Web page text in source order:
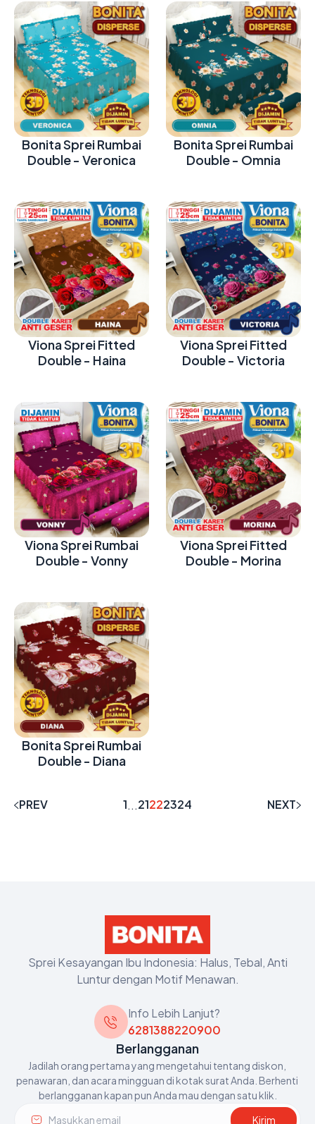
Bonita Sprei Rumbai
Double - Veronica
Bonita Sprei Rumbai
Double - Omnia
Viona Sprei Fitted
Double - Haina
Viona Sprei Fitted
Double - Victoria
Viona Sprei Rumbai
Double - Vonny
Viona Sprei Fitted
Double - Morina
Bonita Sprei Rumbai
Double - Diana
PREV 1...21222324 NEXT
Sprei Kesayangan Ibu Indonesia: Halus, Tebal, Anti
Luntur dengan Motif Menawan.
Info Lebih Lanjut?
6281388220900
Berlangganan
Jadilah orang pertama yang mengetahui tentang diskon,
penawaran, dan acara mingguan di kotak surat Anda. Berhenti
berlangganan kapan pun Anda mau dengan satu klik.
Kirim